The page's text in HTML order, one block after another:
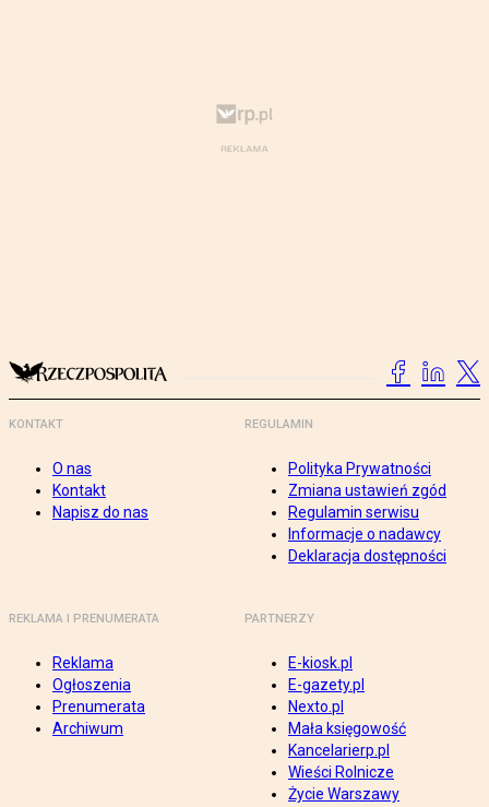
KONTAKT
O nas
Kontakt
Napisz do nas
REGULAMIN
Polityka Prywatności
Zmiana ustawień zgód
Regulamin serwisu
Informacje o nadawcy
Deklaracja dostępności
REKLAMA I PRENUMERATA
Reklama
Ogłoszenia
Prenumerata
Archiwum
PARTNERZY
E-kiosk.pl
E-gazety.pl
Nexto.pl
Mała księgowość
Kancelarierp.pl
Wieści Rolnicze
Życie Warszawy